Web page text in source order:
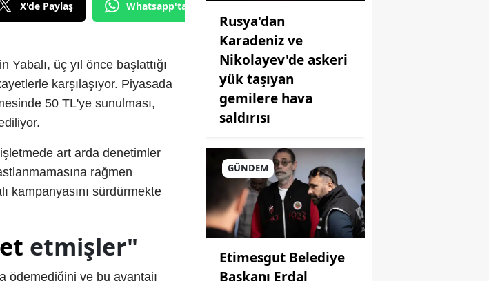
X'de Paylaş Whatsapp'tan Gönder
Yabalı, üç yıl önce başlattığı
karşılaşıyor. Piyasada
50 TL'ye sunulması,
art arda denetimler
rağmen
kampanyasını sürdürmekte
etmişler"
ödemediğini ve bu avantajı
Rusya'dan
Karadeniz ve
Nikolayev'de askeri
yük taşıyan
gemilere hava
saldırısı
GÜNDEM
Etimesgut Belediye
Başkanı Erdal